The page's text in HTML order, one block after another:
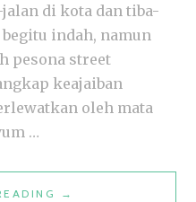
di kota dan tiba-
indah, namun
pesona street
keajaiban
oleh mata
…
MENGUNGKAP
→